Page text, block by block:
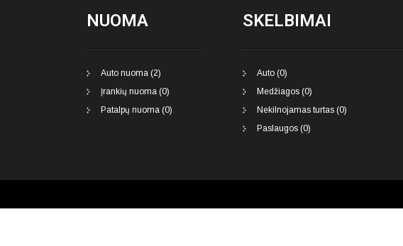
NUOMA
Auto nuoma (2)
Įrankių nuoma (0)
Patalpų nuoma (0)
SKELBIMAI
Auto (0)
Medžiagos (0)
Nekilnojamas turtas (0)
Paslaugos (0)